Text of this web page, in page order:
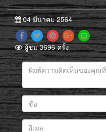
04 มีนาคม 2564
ผู้ชม 3696 ครั้ง